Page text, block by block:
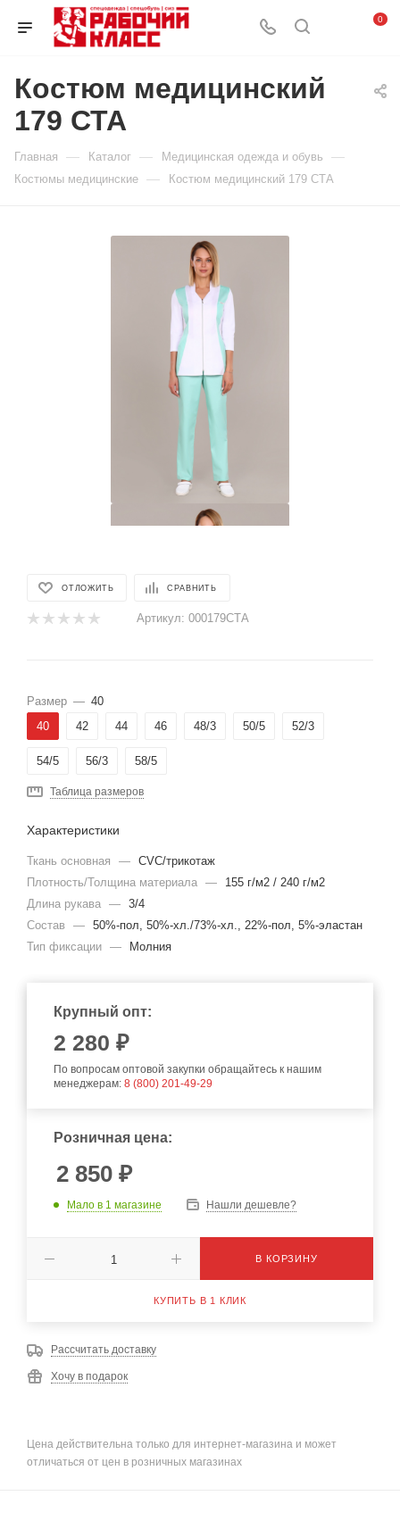
0
Костюм медицинский
179 СТА
Главная — Каталог — Медицинская одежда и обувь —
Костюмы медицинские — Костюм медицинский 179 СТА
ОТЛОЖИТЬ СРАВНИТЬ
Артикул: 000179СТА
Размер — 40
40
42 44 46 48/3 50/5 52/3
54/5 56/3 58/5
Таблица размеров
Характеристики
Ткань основная — CVC/трикотаж
Плотность/Толщина материала —
155 г/м2 / 240 г/м2
Длина рукава — 3/4
Состав
— 50%-пол, 50%-хл./73%-хл., 22%-пол, 5%-эластан
Тип фиксации — Молния
Крупный опт:
2 280 ₽
По вопросам оптовой закупки обращайтесь к нашим
менеджерам: 8 (800) 201-49-29
Розничная цена:
2 850 ₽
Мало в 1 магазине Нашли дешевле?
В КОРЗИНУ
КУПИТЬ В 1 КЛИК
Рассчитать доставку
Хочу в подарок
Цена действительна только для интернет-магазина и может
отличаться от цен в розничных магазинах